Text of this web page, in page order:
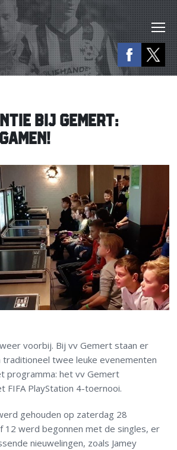
BIJ GEMERT:
voorbij. Bij vv Gemert staan er
twee leuke evenementen
programma: het vv Gemert
FIFA PlayStation 4-toernooi.
gehouden op zaterdag 28
12 werd begonnen met de singles, er
nieuwelingen, zoals Jamey